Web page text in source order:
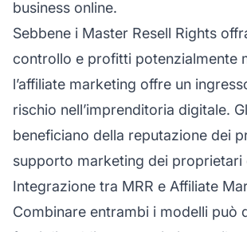
business online.
Sebbene i Master Resell Rights
controllo e profitti potenzialmente
l’affiliate marketing offre un
rischio nell’imprenditoria digitale.
beneficiano della reputazione dei
supporto marketing dei
Integrazione tra MRR e Affiliate
Combinare entrambi i modelli può